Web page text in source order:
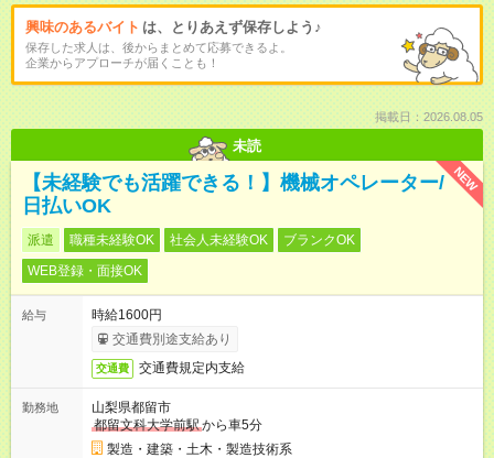
興味のあるバイト は、とりあえず保存しよう♪
保存した求人は、後からまとめて応募できるよ。
企業からアプローチが届くことも！
掲載日：2026.08.05
未読
NEW
【未経験でも活躍できる！】機械オペレーター/
日払いOK
派遣 職種未経験OK 社会人未経験OK
ブランクOK
WEB登録・面接OK
給与
時給1600円
交通費別途支給あり
交通費 交通費規定内支給
勤務地
山梨県都留市
都留文科大学前駅から車5分
製造・建築・土木・製造技術系